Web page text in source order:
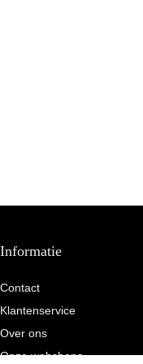
Informatie
Contact
Klantenservice
Over ons
Onze webshops